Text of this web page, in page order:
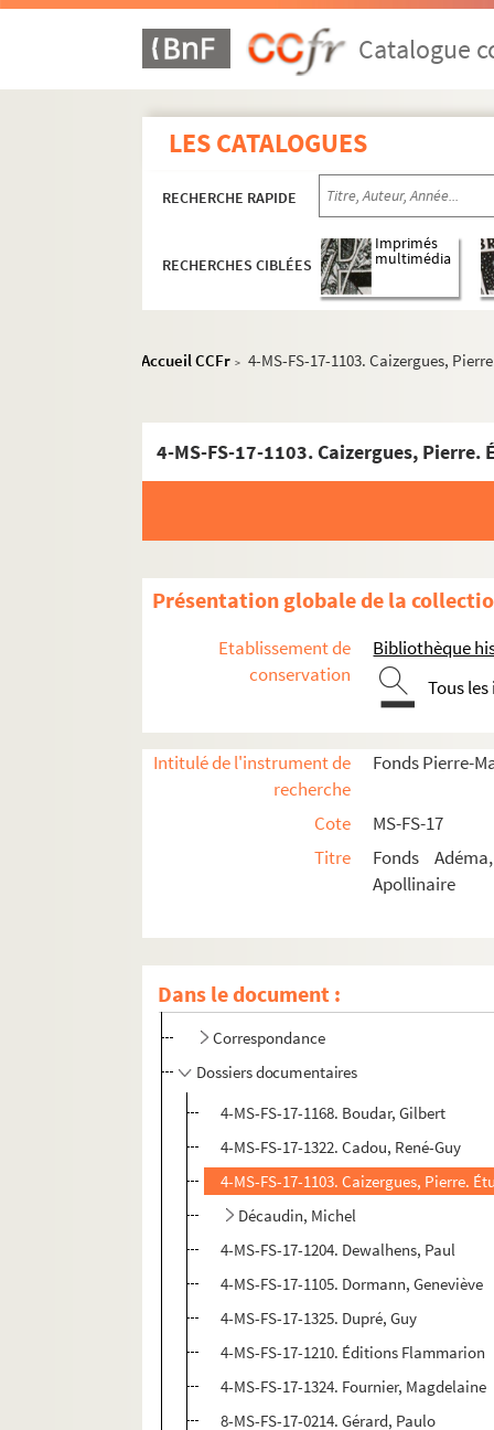
Catalogue
LES CATALOGUES
RECHERCHE RAPIDE
RECHERCHES CIBLÉES
Imprimés
multimédia
Accueil CCFr > 4-MS-FS-17-1103. Caizergues,
4-MS-FS-17-1103. Caizergues,
Présentation globale de la
Etablissement de
conservation
Bibliothèque
Tous
Intitulé de l'instrument de
recherche
Fonds Pierre-
Cote
MS-FS-17
Titre
Fonds
Apollinaire
Dans le document :
Activités
Collection
Correspondance
Dossiers documentaires
4-MS-FS-17-1168. Boudar, Gilbert
4-MS-FS-17-1322. Cadou, René-Guy
4-MS-FS-17-1103. Caizergues, Pierre.
Décaudin, Michel
4-MS-FS-17-1204. Dewalhens, Paul
4-MS-FS-17-1105. Dormann, Geneviève
4-MS-FS-17-1325. Dupré, Guy
4-MS-FS-17-1210. Éditions Flammarion
4-MS-FS-17-1324. Fournier, Magdelaine
8-MS-FS-17-0214. Gérard, Paulo